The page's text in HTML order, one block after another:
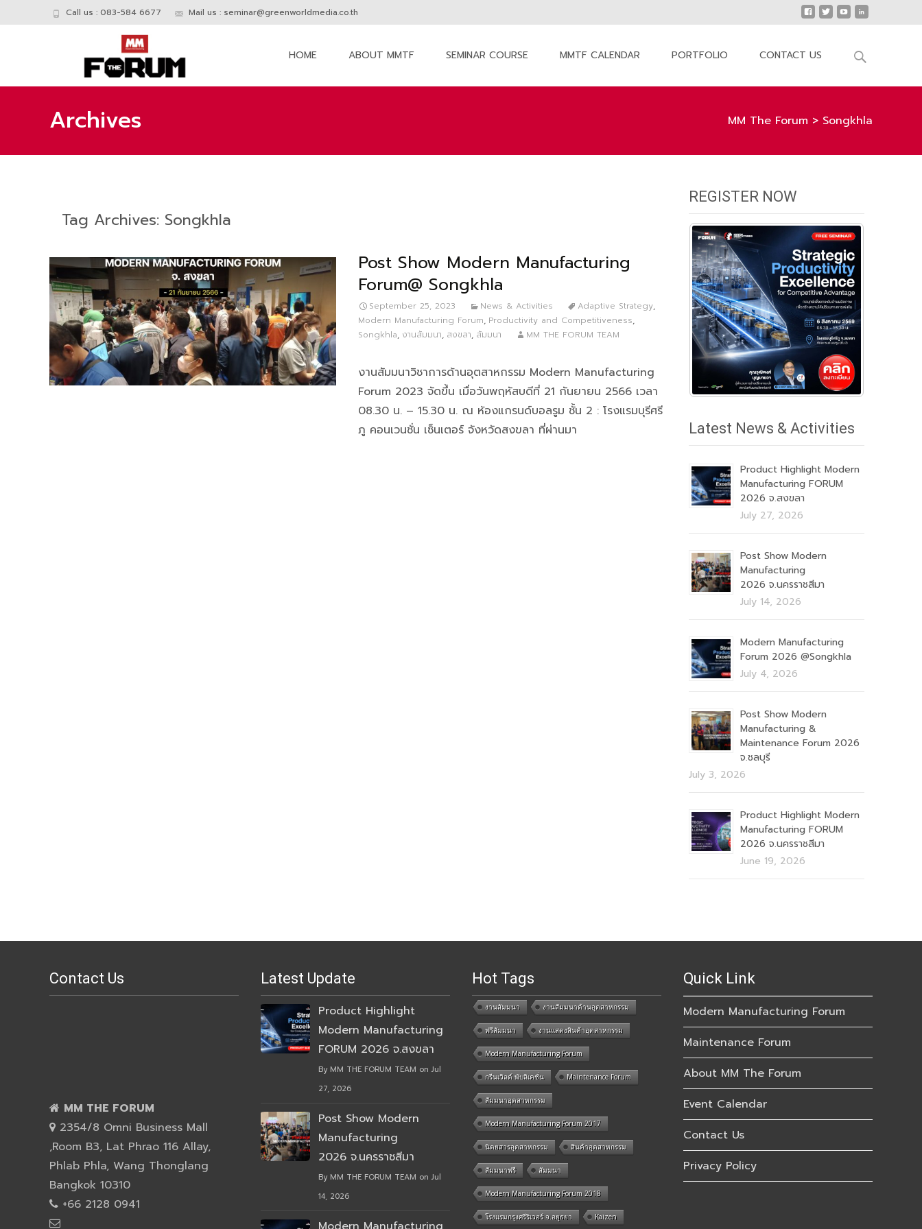
Call us : 083-584 6677 Mail us : seminar@greenworldmedia.co.th
HOME ABOUT MMTF SEMINAR COURSE MMTF CALENDAR PORTFOLIO CONTACT US
Search
Archives MM The Forum > Songkhla
Tag Archives: Songkhla
Post Show Modern Manufacturing
Forum@ Songkhla
September 25, 2023 News & Activities Adaptive Strategy,
Modern Manufacturing Forum, Productivity and Competitiveness,
Songkhla, งานสัมมนา, สงขลา, สัมมนา MM THE FORUM TEAM
งานสัมมนาวิชาการด้านอุตสาหกรรม Modern Manufacturing
Forum 2023 จัดขึ้น เมื่อวันพฤหัสบดีที่ 21 กันยายน 2566 เวลา
08.30 น. – 15.30 น. ณ ห้องแกรนด์บอลรูม ชั้น 2 : โรงแรมบุรีศรี
ภู คอนเวนชั่น เซ็นเตอร์ จังหวัดสงขลา ที่ผ่านมา
REGISTER NOW
Latest News & Activities
Product Highlight Modern
Manufacturing FORUM
2026 จ.สงขลา
July 27, 2026
Post Show Modern
Manufacturing
2026 จ.นครราชสีมา
July 14, 2026
Modern Manufacturing
Forum 2026 @Songkhla
July 4, 2026
Post Show Modern
Manufacturing &
Maintenance Forum 2026
จ.ชลบุรี
July 3, 2026
Product Highlight Modern
Manufacturing FORUM
2026 จ.นครราชสีมา
June 19, 2026
Contact Us
MM THE FORUM
2354/8 Omni Business Mall
,Room B3, Lat Phrao 116 Allay,
Phlab Phla, Wang Thonglang
Bangkok 10310
+66 2128 0941
Latest Update
Product Highlight
Modern Manufacturing
FORUM 2026 จ.สงขลา
By MM THE FORUM TEAM on Jul
27, 2026
Post Show Modern
Manufacturing
2026 จ.นครราชสีมา
By MM THE FORUM TEAM on Jul
14, 2026
Hot Tags
งานสัมมนา งานสัมมนาด้านอุตสาหกรรม
ฟรีสัมมนา งานแสดงสินค้าอุตสาหกรรม
Modern Manufacturing Forum
กรีนเวิลด์ พับลิเคชั่น Maintenance Forum
สัมมนาอุตสาหกรรม
Modern Manufacturing Forum 2017
นิตยสารอุตสาหกรรม สินค้าอุตสาหกรรม
สัมมนาฟรี สัมมนา
Modern Manufacturing Forum 2018
โรงแรมกรุงศรีริเวอร์ จ.อยุธยา Kaizen
Quick Link
Modern Manufacturing Forum
Maintenance Forum
About MM The Forum
Event Calendar
Contact Us
Privacy Policy